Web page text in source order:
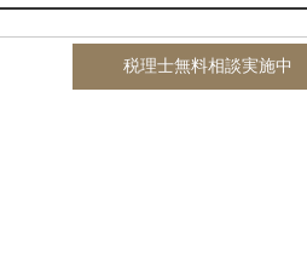
税理士無料相談実施中